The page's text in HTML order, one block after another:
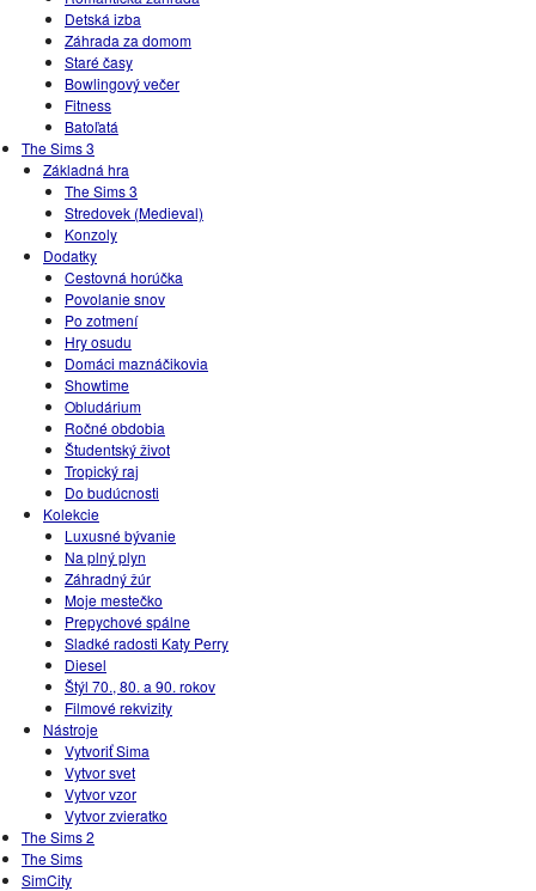
Detská izba
Záhrada za domom
Staré časy
Bowlingový večer
Fitness
Batoľatá
The Sims 3
Základná hra
The Sims 3
Stredovek (Medieval)
Konzoly
Dodatky
Cestovná horúčka
Povolanie snov
Po zotmení
Hry osudu
Domáci maznáčikovia
Showtime
Obludárium
Ročné obdobia
Študentský život
Tropický raj
Do budúcnosti
Kolekcie
Luxusné bývanie
Na plný plyn
Záhradný žúr
Moje mestečko
Prepychové spálne
Sladké radosti Katy Perry
Diesel
Štýl 70., 80. a 90. rokov
Filmové rekvizity
Nástroje
Vytvoriť Sima
Vytvor svet
Vytvor vzor
Vytvor zvieratko
The Sims 2
The Sims
SimCity